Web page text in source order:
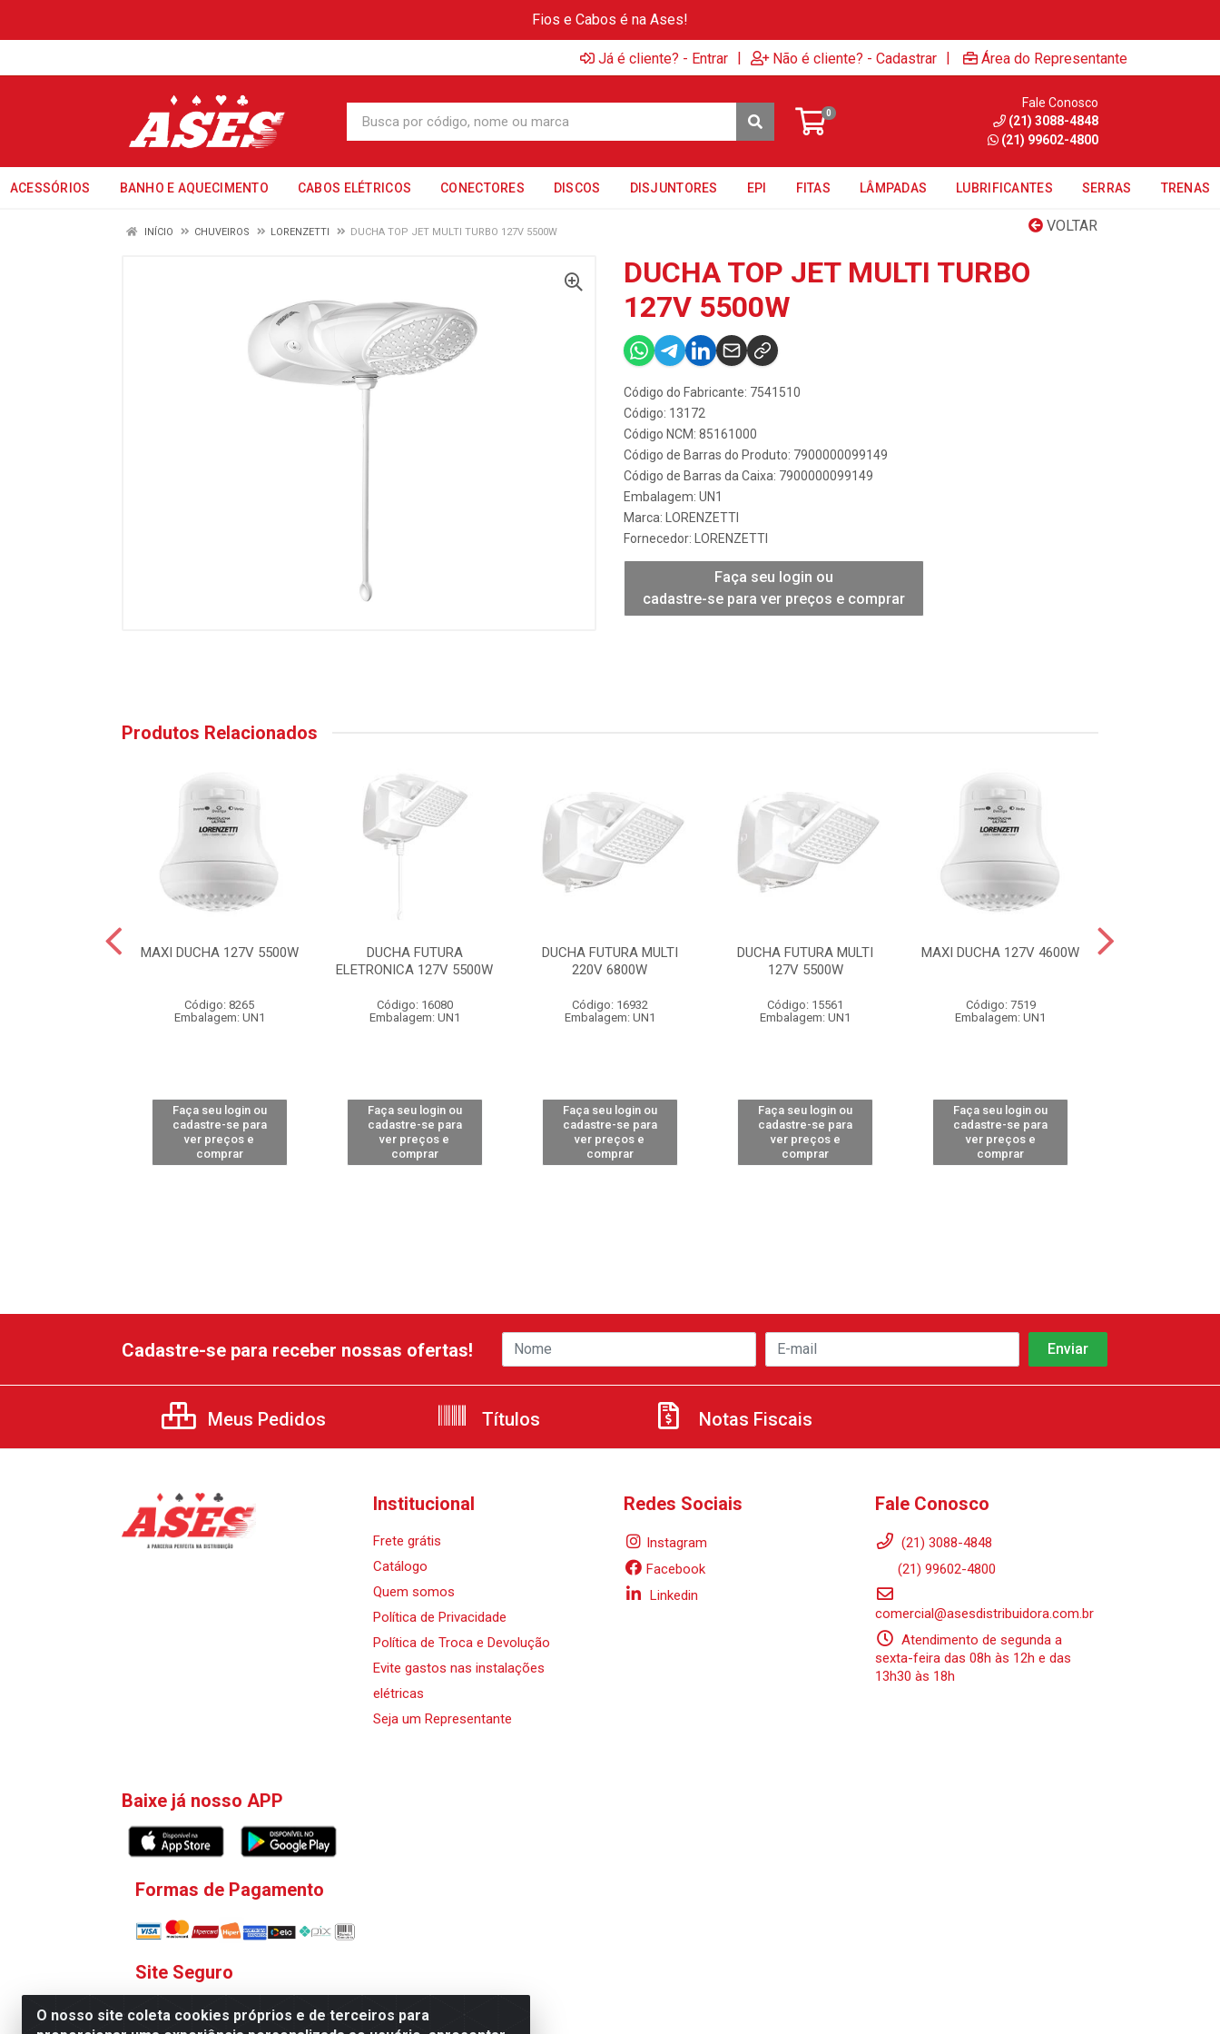
Fios e Cabos é na Ases!
Já é cliente? - Entrar | Não é cliente? - Cadastrar | Área do Representante
0
Fale Conosco
(21) 3088-4848
(21) 99602-4800
ACESSÓRIOS BANHO E AQUECIMENTO CABOS ELÉTRICOS CONECTORES DISCOS DISJUNTORES EPI FITAS LÂMPADAS LUBRIFICANTES SERRAS TRENAS
VOLTAR
INÍCIO CHUVEIROS LORENZETTI DUCHA TOP JET MULTI TURBO 127V 5500W
DUCHA TOP JET MULTI TURBO
127V 5500W
Código do Fabricante: 7541510
Código: 13172
Código NCM: 85161000
Código de Barras do Produto: 7900000099149
Código de Barras da Caixa: 7900000099149
Embalagem: UN1
Marca:
LORENZETTI
Fornecedor:
LORENZETTI
Faça seu login ou
cadastre-se para ver preços e comprar
Produtos Relacionados
MAXI DUCHA 127V 5500W
Código: 8265
Embalagem: UN1
Faça seu login ou
cadastre-se para
ver preços e
comprar
DUCHA FUTURA
ELETRONICA 127V 5500W
Código: 16080
Embalagem: UN1
Faça seu login ou
cadastre-se para
ver preços e
comprar
DUCHA FUTURA MULTI
220V 6800W
Código: 16932
Embalagem: UN1
Faça seu login ou
cadastre-se para
ver preços e
comprar
DUCHA FUTURA MULTI
127V 5500W
Código: 15561
Embalagem: UN1
Faça seu login ou
cadastre-se para
ver preços e
comprar
MAXI DUCHA 127V 4600W
Código: 7519
Embalagem: UN1
Faça seu login ou
cadastre-se para
ver preços e
comprar
O nosso site coleta cookies próprios e de terceiros para
Cadastre-se para receber nossas ofertas!
Meus Pedidos Títulos Notas Fiscais
Institucional
Frete grátis
Catálogo
Quem somos
Política de Privacidade
Política de Troca e Devolução
Evite gastos nas instalações
elétricas
Seja um Representante
Redes Sociais
Instagram
Facebook
Linkedin
Fale Conosco
(21) 3088-4848
(21) 99602-4800
comercial@asesdistribuidora.com.br
Atendimento de segunda a
sexta-feira das 08h às 12h e das
13h30 às 18h
Baixe já nosso APP
Formas de Pagamento
Site Seguro